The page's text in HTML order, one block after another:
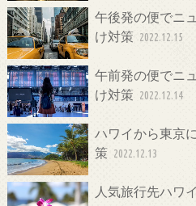
午後発の便でニ
け対策 2022.12.15
午前発の便でニ
け対策 2022.12.14
ハワイから東京
策 2022.12.13
人気旅行先ハワ